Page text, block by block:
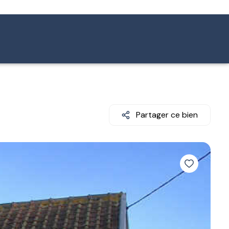
Partager ce bien